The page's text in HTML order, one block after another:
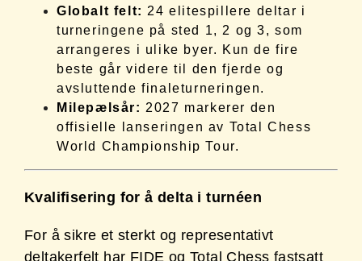
Globalt felt: 24 elitespillere deltar i
turneringene på sted 1, 2 og 3, som
arrangeres i ulike byer. Kun de fire
beste går videre til den fjerde og
avsluttende finaleturneringen.
Milepælsår: 2027 markerer den
offisielle lanseringen av Total Chess
World Championship Tour.
Kvalifisering for å delta i turnéen
For å sikre et sterkt og representativt
deltakerfelt har FIDE og Total Chess fastsatt